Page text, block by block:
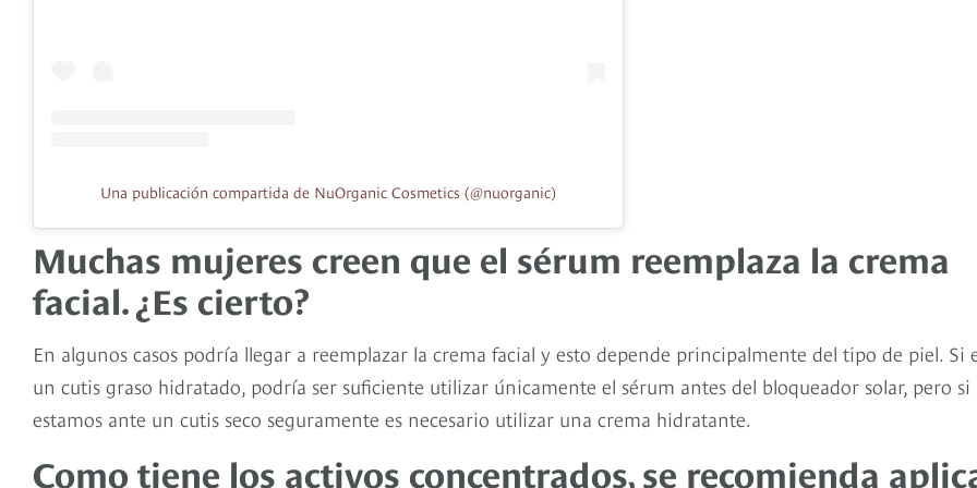
Una publicación compartida de NuOrganic Cosmetics (@nuorganic)
Muchas mujeres creen que el sérum reemplaza la crema
facial. ¿Es cierto?
En algunos casos podría llegar a reemplazar la crema facial y esto depende principalmente del tipo de piel. Si
un cutis graso hidratado, podría ser suficiente utilizar únicamente el sérum antes del bloqueador solar, pero si
estamos ante un cutis seco seguramente es necesario utilizar una crema hidratante.
Como tiene los activos concentrados, se recomienda